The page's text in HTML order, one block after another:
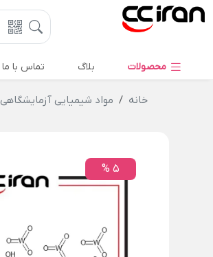
محصولات بلاگ تماس با ما
خانه مواد شیمیایی آزمایشگاهی
5 %